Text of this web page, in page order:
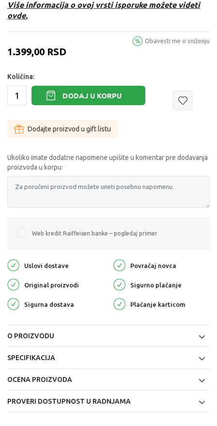
Više informacija o ovoj vrsti isporuke možete videti
ovde.
1.399,00 RSD
Obavesti me o sniženju
Količina:
DODAJ U KORPU
Dodajte proizvod u gift listu
Ukoliko imate dodatne napomene upišite u komentar pre dodavanja
proizvoda u korpu:
Web kredit Raiffeisen banke – pogledaj primer
Uslovi dostave Povraćaj novca
Original proizvodi Sigurno plaćanje
Sigurna dostava Plaćanje karticom
O PROIZVODU
SPECIFIKACIJA
OCENA PROIZVODA
PROVERI DOSTUPNOST U RADNJAMA